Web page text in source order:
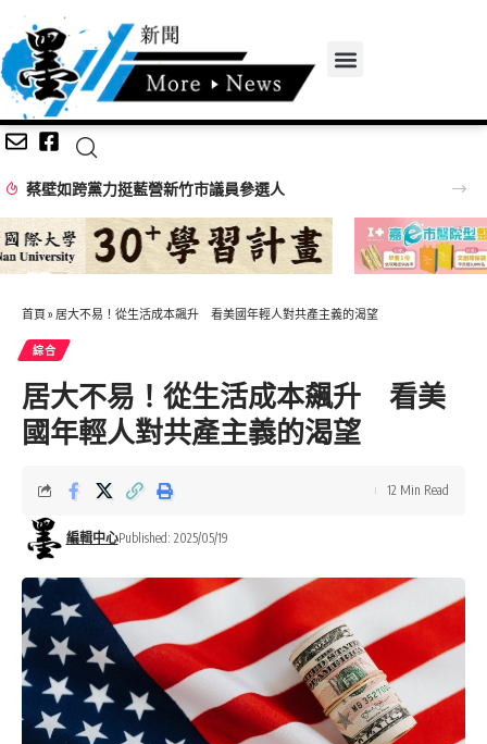
首頁 » 居大不易！從生活成本飆升 看美國年輕人對共產主義的渴望
綜合
居大不易！從生活成本飆升 看美
國年輕人對共產主義的渴望
編輯中心Published: 2025/05/19
12 Min Read